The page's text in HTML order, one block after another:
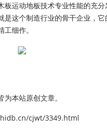
板运动地板技术专业性能的充
是这个制造行业的骨干企业，
细作。
本站原创文章。
cjwt/3349.html